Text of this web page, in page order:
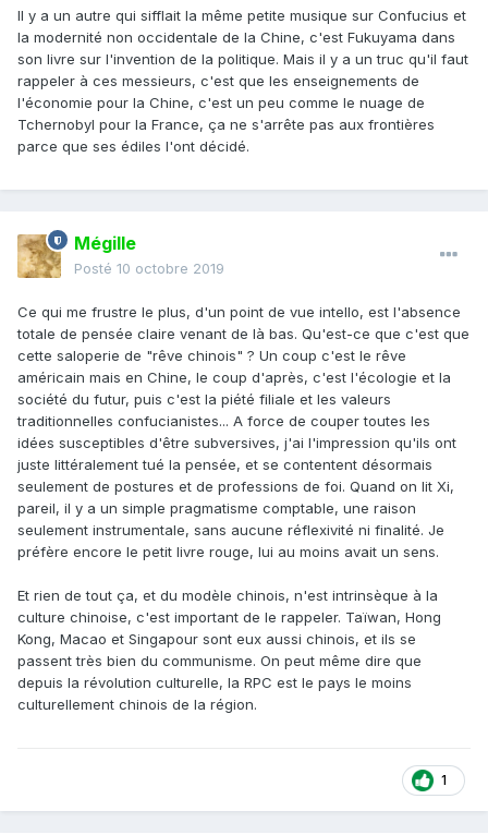
Il y a un autre qui sifflait la même petite musique sur Confucius et
la modernité non occidentale de la Chine, c'est Fukuyama dans
son livre sur l'invention de la politique. Mais il y a un truc qu'il faut
rappeler à ces messieurs, c'est que les enseignements de
l'économie pour la Chine, c'est un peu comme le nuage de
Tchernobyl pour la France, ça ne s'arrête pas aux frontières
parce que ses édiles l'ont décidé.
Mégille
Posté 10 octobre 2019
Ce qui me frustre le plus, d'un point de vue intello, est l'absence
totale de pensée claire venant de là bas. Qu'est-ce que c'est que
cette saloperie de "rêve chinois" ? Un coup c'est le rêve
américain mais en Chine, le coup d'après, c'est l'écologie et la
société du futur, puis c'est la piété filiale et les valeurs
traditionnelles confucianistes... A force de couper toutes les
idées susceptibles d'être subversives, j'ai l'impression qu'ils ont
juste littéralement tué la pensée, et se contentent désormais
seulement de postures et de professions de foi. Quand on lit Xi,
pareil, il y a un simple pragmatisme comptable, une raison
seulement instrumentale, sans aucune réflexivité ni finalité. Je
préfère encore le petit livre rouge, lui au moins avait un sens.
Et rien de tout ça, et du modèle chinois, n'est intrinsèque à la
culture chinoise, c'est important de le rappeler. Taïwan, Hong
Kong, Macao et Singapour sont eux aussi chinois, et ils se
passent très bien du communisme. On peut même dire que
depuis la révolution culturelle, la RPC est le pays le moins
culturellement chinois de la région.
1